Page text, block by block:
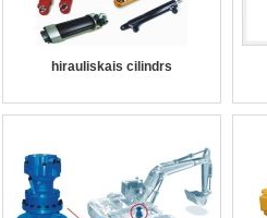
hirauliskais cilindrs